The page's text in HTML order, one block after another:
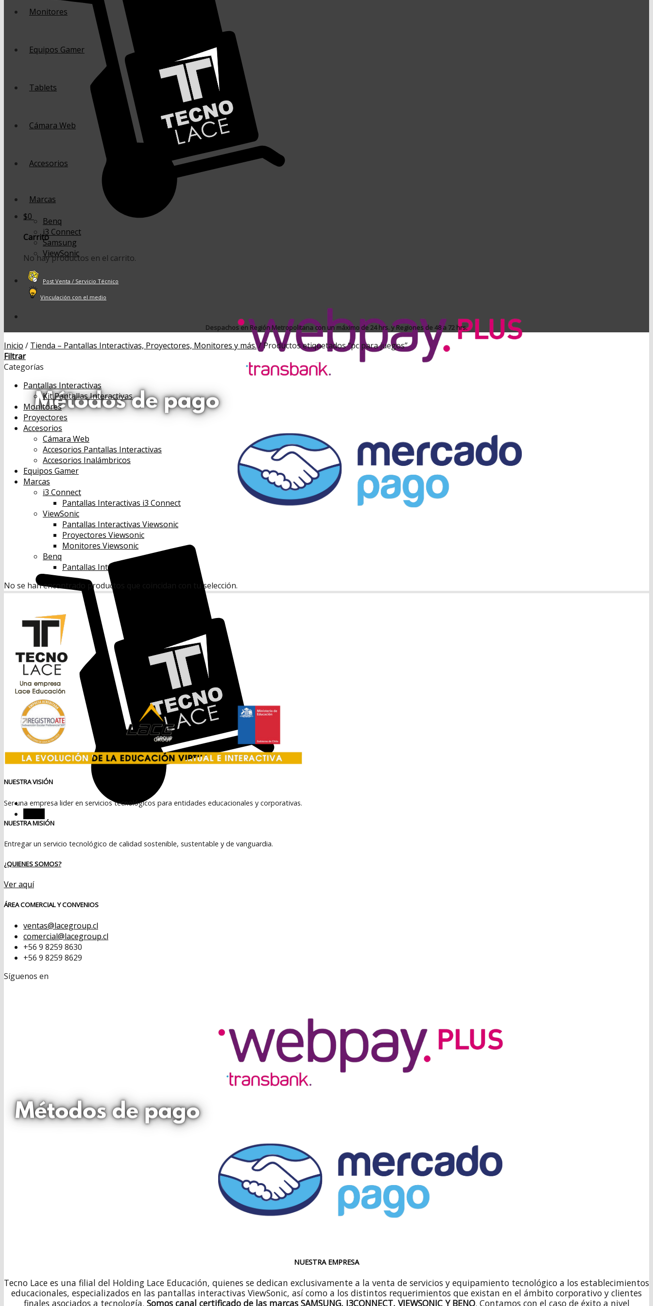
$0
Carrito
No hay productos en el carrito.
Monitores
Equipos Gamer
Tablets
Cámara Web
Accesorios
Marcas
Benq
i3 Connect
Samsung
ViewSonic
Post Venta / Servicio Técnico
Vinculación con el medio
Despachos en Región Metropolitana con un máximo de 24 hrs. y Regiones de 48 a 72 hrs.
Inicio / Tienda – Pantallas Interactivas, Proyectores, Monitores y más./Productos etiquetados “pc para juegos”
Filtrar
Categorías
Pantallas Interactivas
Kit Pantallas Interactivas
Monitores
Proyectores
Accesorios
Cámara Web
Accesorios Pantallas Interactivas
Accesorios Inalámbricos
Equipos Gamer
Marcas
i3 Connect
Pantallas Interactivas i3 Connect
ViewSonic
Pantallas Interactivas Viewsonic
Proyectores Viewsonic
Monitores Viewsonic
Benq
Pantallas Interactivas Benq
No se han encontrado productos que coincidan con tu selección.
NUESTRA VISIÓN
Ser una empresa lider en servicios tecnológicos para entidades educacionales y corporativas.
NUESTRA MISIÓN
Entregar un servicio tecnológico de calidad sostenible, sustentable y de vanguardia.
¿QUIENES SOMOS?
Ver aquí
ÁREA COMERCIAL Y CONVENIOS
ventas@lacegroup.cl
comercial@lacegroup.cl
+56 9 8259 8630
+56 9 8259 8629
Síguenos en
NUESTRA EMPRESA
Tecno Lace es una filial del Holding Lace Educación, quienes se dedican exclusivamente a la venta de servicios y equipamiento tecnológico a los establecimientos
educacionales, especializados en las pantallas interactivas ViewSonic, así como a los distintos requerimientos que existan en el ámbito corporativo y clientes
finales asociados a tecnología. Somos canal certificado de las marcas SAMSUNG, I3CONNECT, VIEWSONIC Y BENQ. Contamos con el caso de éxito a nivel